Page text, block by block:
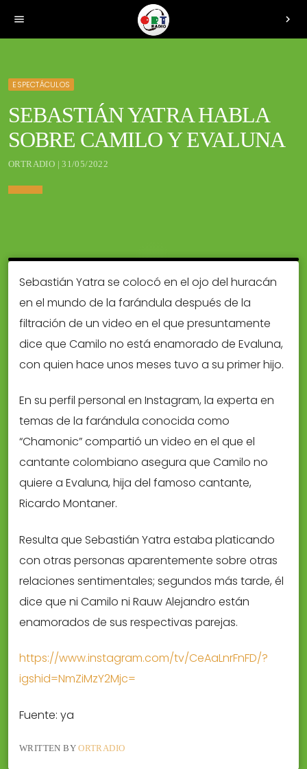
menu chevron_right
ESPECTÁCULOS
SEBASTIÁN YATRA HABLA
SOBRE CAMILO Y EVALUNA
ORTRADIO | 31/05/2022
Sebastián Yatra se colocó en el ojo del huracán
en el mundo de la farándula después de la
filtración de un video en el que presuntamente
dice que Camilo no está enamorado de Evaluna,
con quien hace unos meses tuvo a su primer hijo.
En su perfil personal en Instagram, la experta en
temas de la farándula conocida como
“Chamonic” compartió un video en el que el
cantante colombiano asegura que Camilo no
quiere a Evaluna, hija del famoso cantante,
Ricardo Montaner.
Resulta que Sebastián Yatra estaba platicando
con otras personas aparentemente sobre otras
relaciones sentimentales; segundos más tarde, él
dice que ni Camilo ni Rauw Alejandro están
enamorados de sus respectivas parejas.
https://www.instagram.com/tv/CeAaLnrFnFD/?
igshid=NmZiMzY2Mjc=
Fuente: ya
WRITTEN BYORTRADIO